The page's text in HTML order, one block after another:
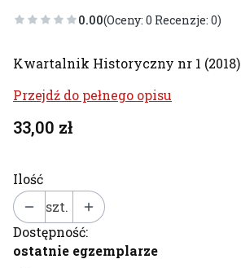
0.00(Oceny: 0 Recenzje: 0)
Kwartalnik Historyczny nr 1 (2018)
Przejdź do pełnego opisu
Cena
33,00 zł
Ilość
szt.
Dostępność:
ostatnie egzemplarze